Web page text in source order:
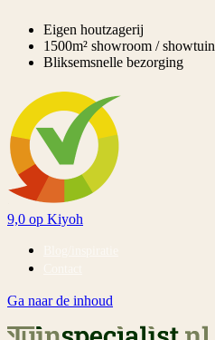
Eigen houtzagerij
1500m² showroom / showtuin
Bliksemsnelle bezorging
9,0 op Kiyoh
Ga naar de inhoud